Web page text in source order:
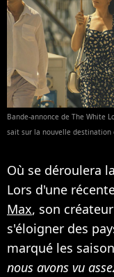
Bande-annonce de The White
sait sur la nouvelle destination
Où se déroulera
Lors d'une
Max, son
s'éloigner des
marqué les
nous avons vu